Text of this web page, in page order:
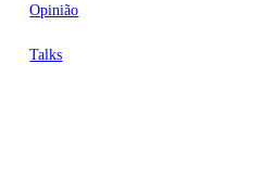
Opinião
Talks